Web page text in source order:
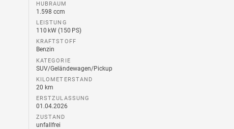
HUBRAUM
1.598 ccm
LEISTUNG
110 kW (150 PS)
KRAFTSTOFF
Benzin
KATEGORIE
SUV/Geländewagen/Pickup
KILOMETERSTAND
20 km
ERSTZULASSUNG
01.04.2026
ZUSTAND
unfallfrei